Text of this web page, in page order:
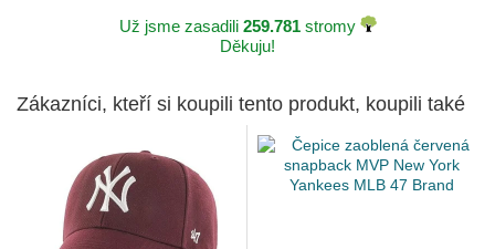
Už jsme zasadili 259.781stromy
Děkuju!
Zákazníci, kteří si koupili tento produkt, koupili také